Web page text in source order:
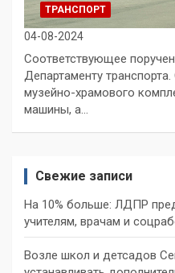
ТРАНСПОРТ
04-08-2024
Соответствующее
Департаменту
музейно-храмового
машины, а…
Свежие записи
На 10% больше: ЛДПР
учителям, врачам и
Возле школ и детсадов